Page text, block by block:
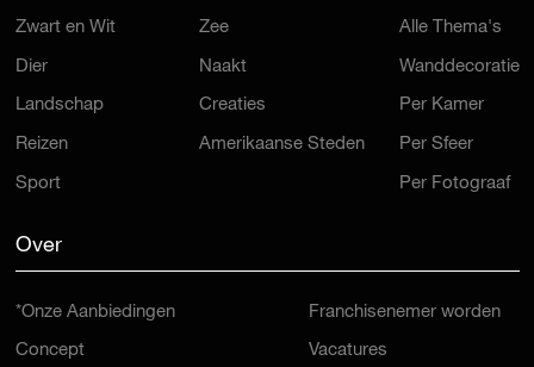
Zwart en Wit
Dier
Landschap
Reizen
Sport
Zee
Naakt
Creaties
Amerikaanse Steden
Alle Thema's
Wanddecoratie
Per Kamer
Per Sfeer
Per Fotograaf
Over
*Onze Aanbiedingen
Concept
Franchisenemer worden
Vacatures